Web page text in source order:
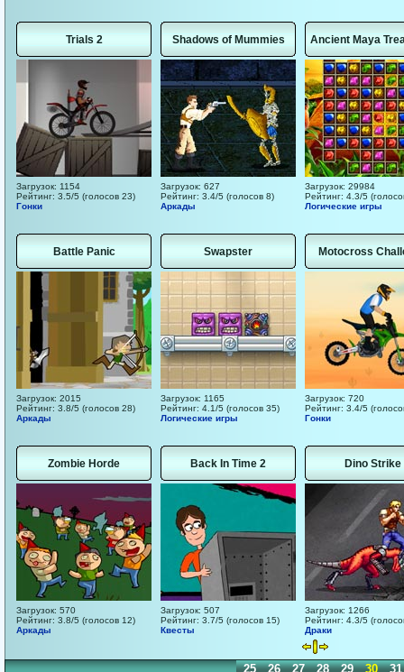
Trials 2
Загрузок: 1154
Рейтинг: 3.5/5 (голосов 23)
Гонки
Shadows of Mummies
Загрузок: 627
Рейтинг: 3.4/5 (голосов 8)
Аркады
Ancient Maya
Загрузок: 29984
Рейтинг: 4.3/5
Логические игры
Battle Panic
Загрузок: 2015
Рейтинг: 3.8/5 (голосов 28)
Аркады
Swapster
Загрузок: 1165
Рейтинг: 4.1/5 (голосов 35)
Логические игры
Motocross
Загрузок: 720
Рейтинг: 3.4/5
Гонки
Zombie Horde
Загрузок: 570
Рейтинг: 3.8/5 (голосов 12)
Аркады
Back In Time 2
Загрузок: 507
Рейтинг: 3.7/5 (голосов 15)
Квесты
Dino Strike
Загрузок: 1266
Рейтинг: 4.3/5
Драки
15 16 17 18 19 20 21 22 23 24 25 26 27 28 29 30 31